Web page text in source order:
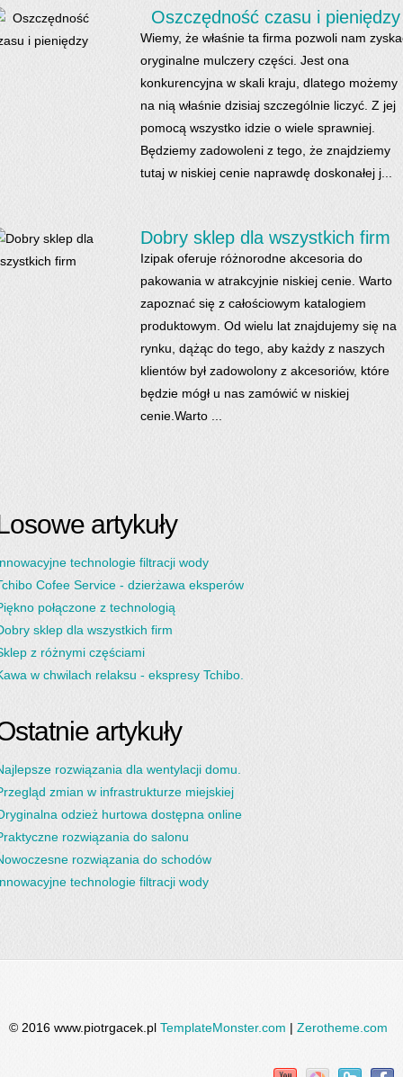
Oszczędność czasu i pieniędzy
Wiemy, że właśnie ta firma pozwoli nam
oryginalne mulczery części. Jest ona
konkurencyjna w skali kraju, dlatego możemy
na nią właśnie dzisiaj szczególnie liczyć. Z jej
pomocą wszystko idzie o wiele sprawniej.
Będziemy zadowoleni z tego, że znajdziemy
tutaj w niskiej cenie naprawdę doskonałej j...
Dobry sklep dla wszystkich firm
Izipak oferuje różnorodne akcesoria do
pakowania w atrakcyjnie niskiej cenie. Warto
zapoznać się z całościowym katalogiem
produktowym. Od wielu lat znajdujemy się na
rynku, dążąc do tego, aby każdy z naszych
klientów był zadowolony z akcesoriów, które
będzie mógł u nas zamówić w niskiej
cenie.Warto ...
artykuły
technologie filtracji wody
Cofee Service - dzierżawa eksperów
połączone z technologią
sklep dla wszystkich firm
z różnymi częściami
w chwilach relaksu - ekspresy Tchibo.
artykuły
rozwiązania dla wentylacji domu.
zmian w infrastrukturze miejskiej
odzież hurtowa dostępna online
rozwiązania do salonu
rozwiązania do schodów
technologie filtracji wody
© 2016 www.piotrgacek.pl TemplateMonster.com | Zerotheme.com